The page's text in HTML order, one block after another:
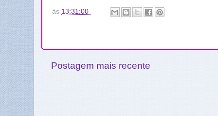
às 13:31:00
Postagem mais recente